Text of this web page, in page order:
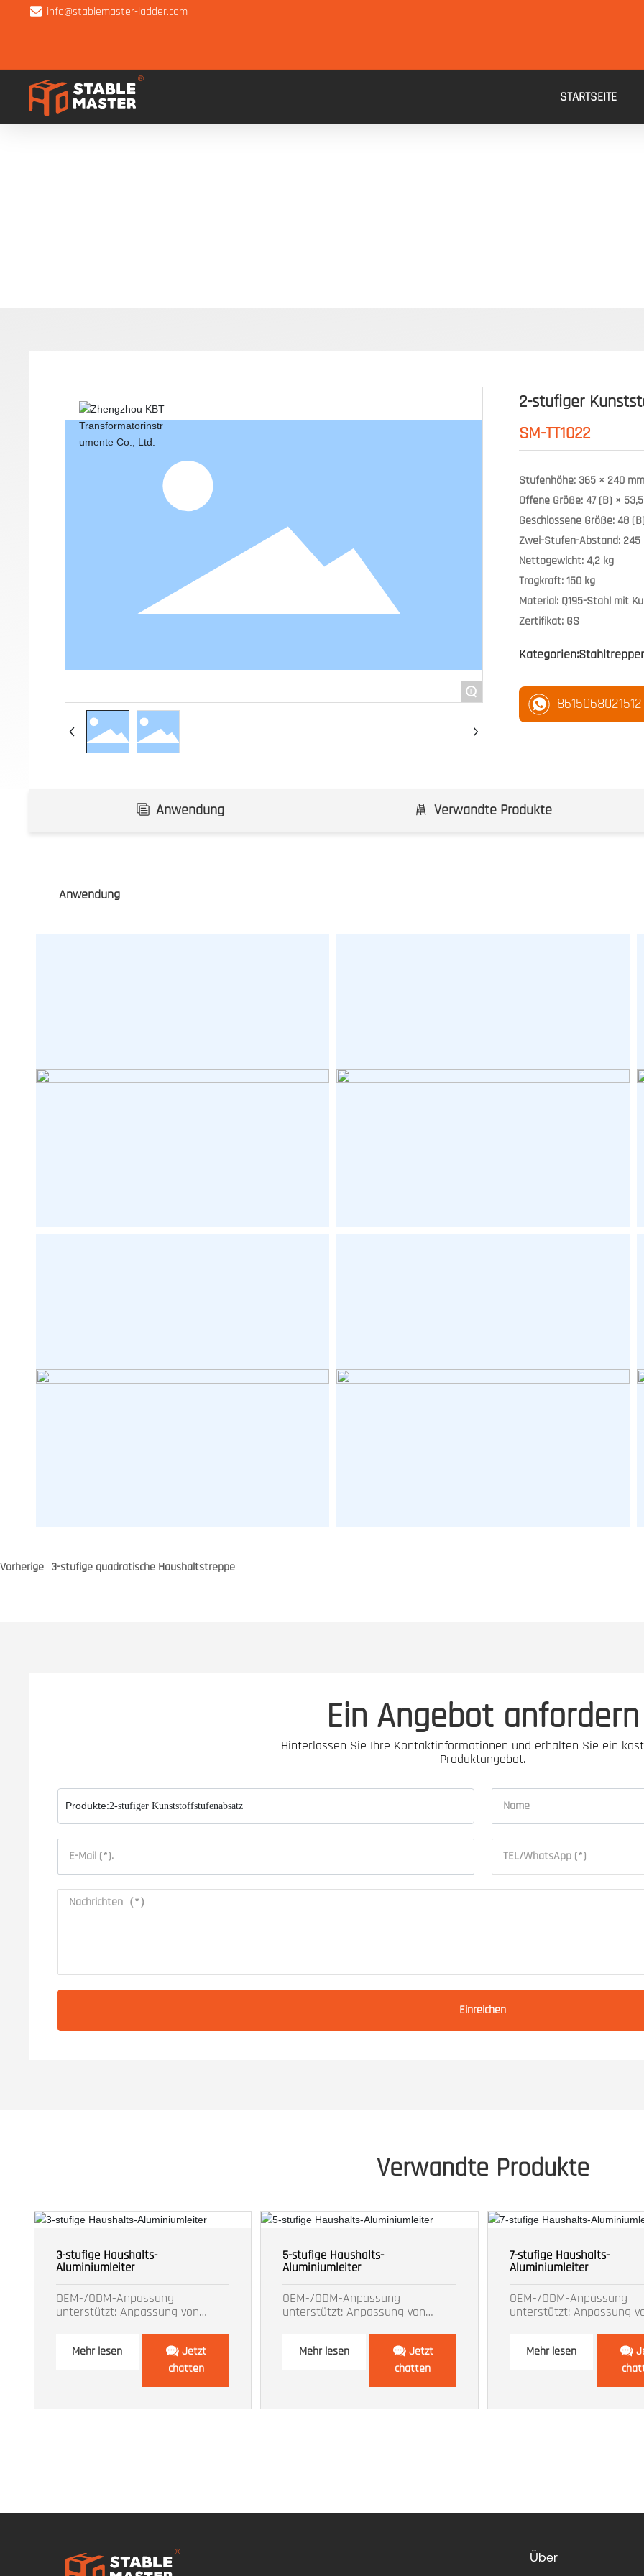
info@stablemaster-ladder.com
STARTSEITE
PRODUKTE
+
2-stufiger
SM-TT1022
Stufenhöhe: 365 × 240
Offene Größe: 47 (B) ×
Geschlossene Größe: 48
Zwei-Stufen-Abstand: 245
Nettogewicht: 4,2 kg
Tragkraft: 150 kg
Material: Q195-Stahl mit
Zertifikat: GS
Kategorien:
8615068021512
Anwendung Verwandte Produkte
Anwendung
Vorherige 3-stufige quadratische Haushaltstreppe
Ein Angebot anfordern
Hinterlassen Sie Ihre Kontaktinformationen und erhalten Sie ein
Produktangebot.
Produkte:2-stufiger Kunststoffstufenabsatz
Einreichen
Verwandte Produkte
3-stufige Haushalts-
Aluminiumleiter
OEM-/ODM-Anpassung
unterstützt: Anpassung von
Mehr lesen
Jetzt
chatten
5-stufige Haushalts-
Aluminiumleiter
OEM-/ODM-Anpassung
unterstützt: Anpassung von
Mehr lesen
Jetzt
chatten
7-stufige Haushalts-
Aluminiumleiter
OEM-/ODM-Anpassung
unterstützt: Anpassung
Mehr lesen
Über